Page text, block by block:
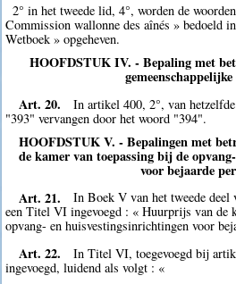
2° in het tweede lid, 4°, worden de
Commission wallonne des aînés » bedoeld
Wetboek » opgeheven.
HOOFDSTUK IV. - Bepaling met
Art. 20.
In artikel 400, 2°, van
"393" vervangen door het woord "394".
HOOFDSTUK V. - Bepalingen met
de kamer van toepassing bij de
voor bejaarde
Art. 21.
In Boek V van het tweede deel
een Titel VI ingevoegd : « Huurprijs van de
opvang- en huisvestingsinrichtingen voor
Art. 22.
In Titel VI, toegevoegd bij
ingevoegd, luidend als volgt : «